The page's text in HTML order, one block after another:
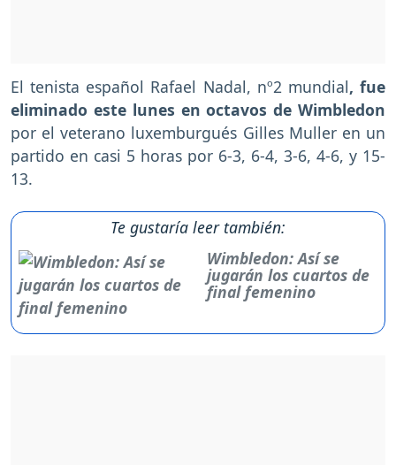
El tenista español Rafael Nadal, nº2 mundial, fue
eliminado este lunes en octavos de Wimbledon
por el veterano luxemburgués Gilles Muller en un
partido en casi 5 horas por 6-3, 6-4, 3-6, 4-6, y 15-
13.
Te gustaría leer también:
Wimbledon: Así se
jugarán los cuartos de
final femenino